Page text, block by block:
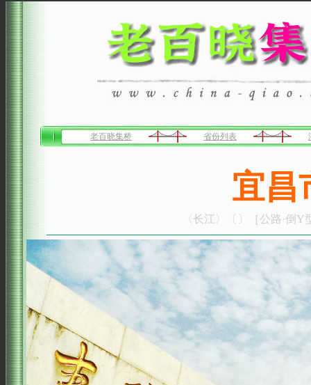
老百晓集桥 省份列表
宜昌
〈长江〉〔〕［公路·倒